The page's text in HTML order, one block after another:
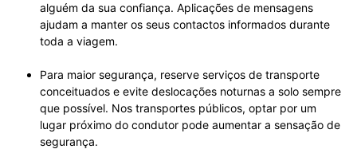
alguém da sua confiança. Aplicações de mensagens
ajudam a manter os seus contactos informados durante
toda a viagem.
Para maior segurança, reserve serviços de transporte
conceituados e evite deslocações noturnas a solo sempre
que possível. Nos transportes públicos, optar por um
lugar próximo do condutor pode aumentar a sensação de
segurança.